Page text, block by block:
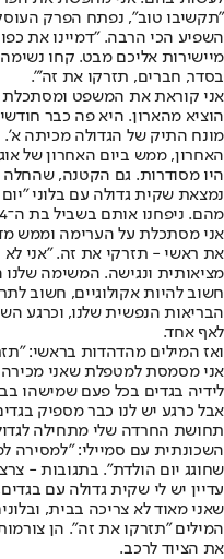
"תקשיבו טוב", נפתח הפרק
השפיע הכי הרבה. "דמיינו את
מיישירות אליכם מבט. קחו
בסדר, חברים, תזרקו את זה'".
אני קוראת את המשפט ומסתכלת
הוציא מהארון. היא פה כבר
מונח התיק של הגדולה מכיתה
האחרון, ממש ביום האחרון של
היו מסודרות. גם הקטנה, שהחלה
נמצאת שקית גדולה עם בלוני
מהם. ניפחנו אותם בשביל בת ה־4. היא חגגה בסוף יולי, ועכשיו ספטמבר.
אני מסתכלת על הערימה וממש
את ראשי - תזרקי את זה. "אני לא
מציאותית ונגישה. המשימה
חשוב להיות אקולוגיים, חשוב
הבריאות הנפשית שלנו, וכרגע
לאף אחד.
ואז המילים מהדהדות בראשי:
אני מסמסת למטפלת שאני מכירה
לידיה בגדים בכל פעם שמישהו
אבל כרגע יש לנו כבר מספיק
תחושת החרדה שלי מתחילה
השכונתית עם סמיילי: "למסירה
שחוגג יום הולדת". בתגובות -
עדיין יש לי שקית גדולה עם
שאני מאוד לא צריכה בבית,
המילים "תזרקו את זה". הן
את הציוד לרכב.